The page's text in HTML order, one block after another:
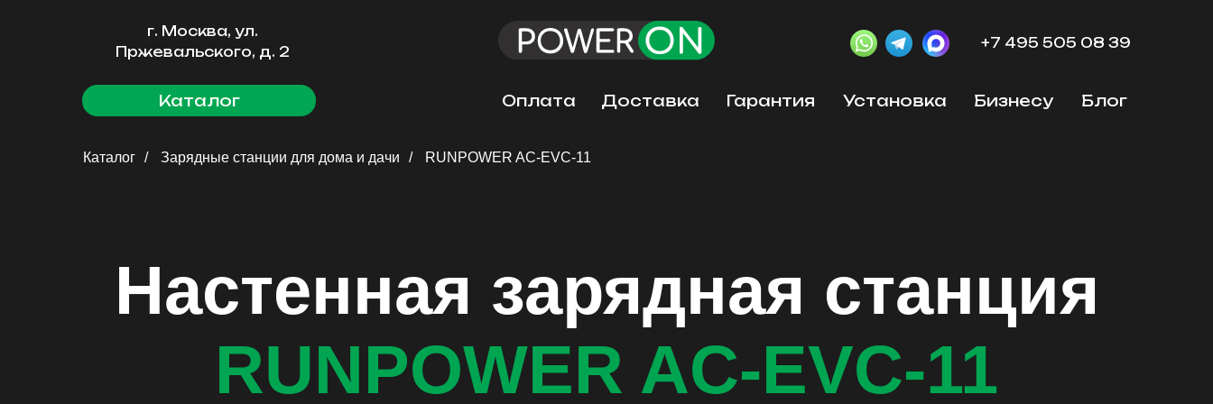
Каталог
г. Москва, ул.
Пржевальского, д. 2
Блог
Установка Бизнесу
Гарантия
Доставка
Оплата
+7 495 505 08 39
Каталог / Зарядные станции для дома и дачи / RUNPOWER AC-EVC-11
Настенная зарядная станция
RUNPOWER AC-EVC-11